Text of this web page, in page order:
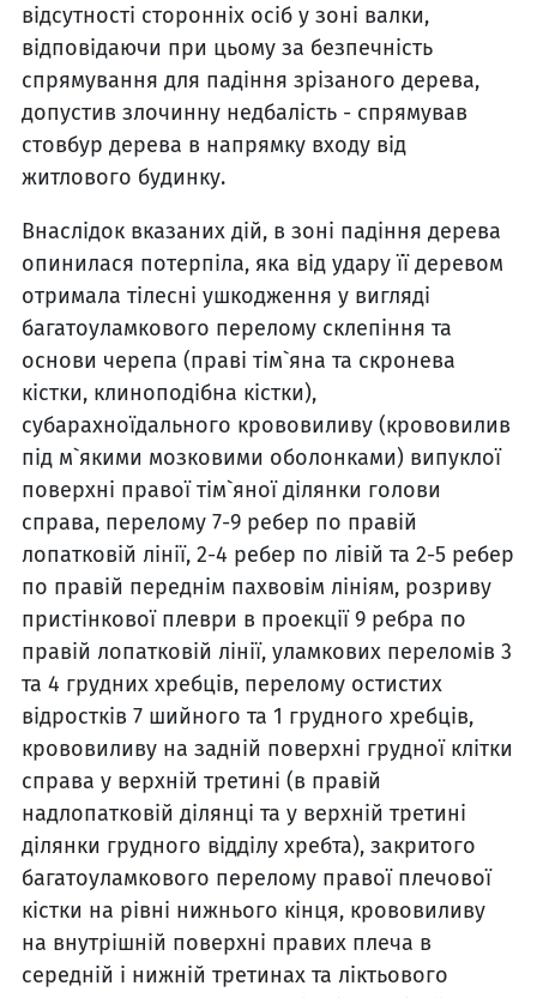
відсутності сторонніх осіб у зоні валки,
відповідаючи при цьому за безпечність
спрямування для падіння зрізаного дерева,
допустив злочинну недбалість - спрямував
стовбур дерева в напрямку входу від
житлового будинку.
Внаслідок вказаних дій, в зоні падіння дерева
опинилася потерпіла, яка від удару її деревом
отримала тілесні ушкодження у вигляді
багатоуламкового перелому склепіння та
основи черепа (праві тім`яна та скронева
кістки, клиноподібна кістки),
субарахноїдального крововиливу (крововилив
під м`якими мозковими оболонками) випуклої
поверхні правої тім`яної ділянки голови
справа, перелому 7-9 ребер по правій
лопатковій лінії, 2-4 ребер по лівій та 2-5 ребер
по правій переднім пахвовім лініям, розриву
пристінкової плеври в проекції 9 ребра по
правій лопатковій лінії, уламкових переломів 3
та 4 грудних хребців, перелому остистих
відростків 7 шийного та 1 грудного хребців,
крововиливу на задній поверхні грудної клітки
справа у верхній третині (в правій
надлопатковій ділянці та у верхній третині
ділянки грудного відділу хребта), закритого
багатоуламкового перелому правої плечової
кістки на рівні нижнього кінця, крововиливу
на внутрішній поверхні правих плеча в
середній і нижній третинах та ліктьового